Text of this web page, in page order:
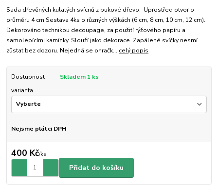
Sada dřevěných kulatých svícnů z bukové dřevo. Uprostřed otvor o
průměru 4 cm.Sestava 4ks o různých výškách (6 cm, 8 cm, 10 cm, 12 cm).
Dekorováno technikou decoupage, za použití rýžového papíru a
samolepícími kamínky. Slouží jako dekorace. Zapálené svíčky nesmí
zůstat bez dozoru. Nejedná se ohračk... celý popis
Dostupnost
Skladem 1 ks
varianta
Nejsme plátci DPH
400 Kč/ks
Přidat do košíku